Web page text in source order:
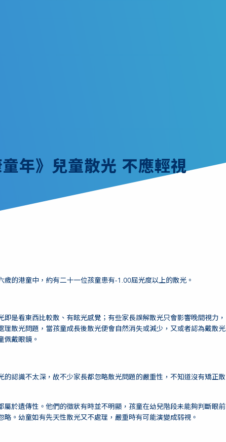
童年》兒童散光 不應輕視
的港童中，約有二十一位孩童患有-1.00屈光度以上的散光。
是看東西比較散、有眩光感覺；有些家長誤解散光只會影響晚間視力，
理散光問題，當孩童成長後散光便會自然消失或減少，又或者認為戴散光
佩戴眼鏡。
的認識不太深，故不少家長都忽略散光問題的嚴重性，不知道沒有矯正散
屬於遺傳性。他們的徵狀有時並不明顯，孩童在幼兒階段未能夠判斷眼前
。幼童如有先天性散光又不處理，嚴重時有可能演變成弱視。